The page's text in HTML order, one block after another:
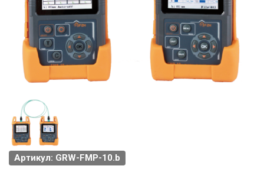
Артикул: GRW-FMP-10.b